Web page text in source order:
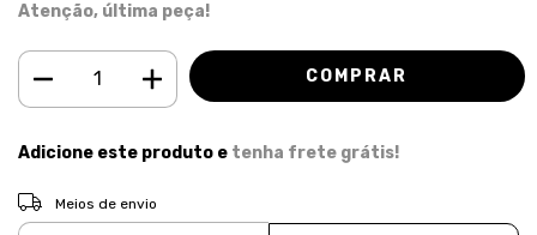
Atenção, última peça!
Adicione este produto e tenha frete grátis!
Entregas para o CEP:
Meios de envio